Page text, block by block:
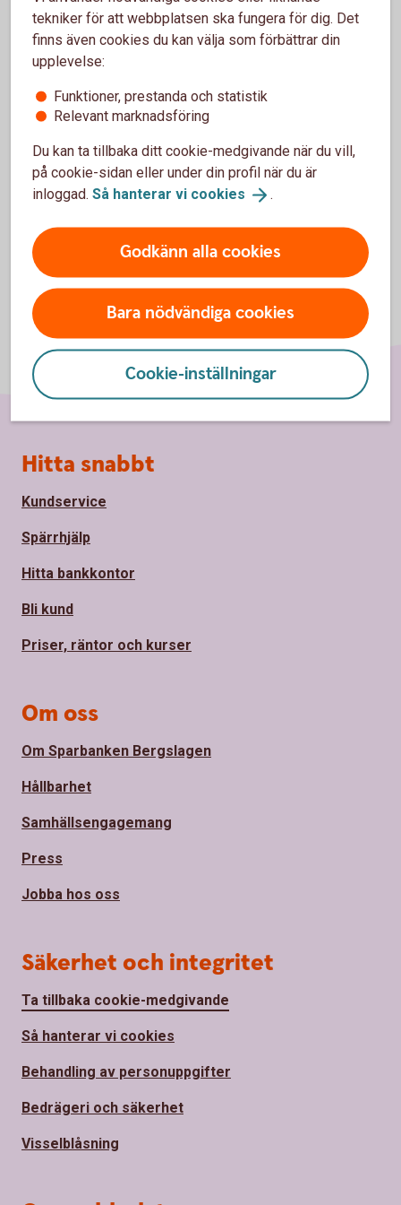
Bengt Ström – vår specialist på skog och lantbruk.
Mail till Bengt
tekniker för att webbplatsen ska fungera för dig. Det
finns även cookies du kan välja som förbättrar din
upplevelse:
Funktioner, prestanda och statistik
Relevant marknadsföring
Du kan ta tillbaka ditt cookie-medgivande när du vill,
på cookie-sidan eller under din profil när du är
inloggad. Så hanterar vi cookies .
Godkänn alla cookies
Bara nödvändiga cookies
Cookie-inställningar
Sidfot
Hitta snabbt
Kundservice
Spärrhjälp
Hitta bankkontor
Bli kund
Priser, räntor och kurser
Om oss
Om Sparbanken Bergslagen
Hållbarhet
Samhällsengagemang
Press
Jobba hos oss
Säkerhet och integritet
Ta tillbaka cookie-medgivande
Så hanterar vi cookies
Behandling av personuppgifter
Bedrägeri och säkerhet
Visselblåsning